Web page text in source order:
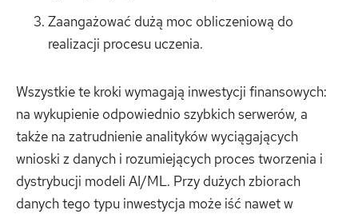
Zaangażować dużą moc obliczeniową do
realizacji procesu uczenia.
Wszystkie te kroki wymagają inwestycji finansowych:
na wykupienie odpowiednio szybkich serwerów, a
także na zatrudnienie analityków wyciągających
wnioski z danych i rozumiejących proces tworzenia i
dystrybucji modeli AI/ML. Przy dużych zbiorach
danych tego typu inwestycja może iść nawet w